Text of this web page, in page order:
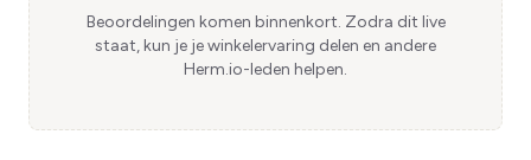
Beoordelingen komen binnenkort. Zodra dit live
staat, kun je je winkelervaring delen en andere
Herm.io-leden helpen.